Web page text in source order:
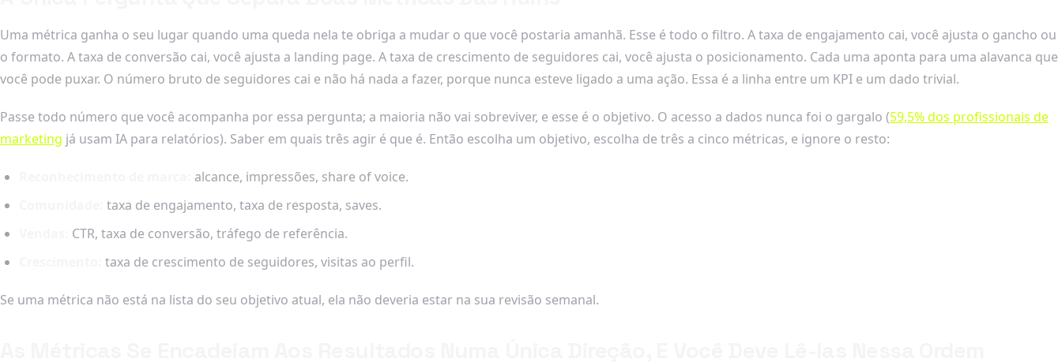
Uma métrica ganha o seu lugar quando uma queda nela te obriga a mudar o que você postaria amanhã. Esse é todo o filtro. A taxa de engajamento cai, você ajusta o gancho ou
o formato. A taxa de conversão cai, você ajusta a landing page. A taxa de crescimento de seguidores cai, você ajusta o posicionamento. Cada uma aponta para uma alavanca que
você pode puxar. O número bruto de seguidores cai e não há nada a fazer, porque nunca esteve ligado a uma ação. Essa é a linha entre um KPI e um dado trivial.
Passe todo número que você acompanha por essa pergunta; a maioria não vai sobreviver, e esse é o objetivo. O acesso a dados nunca foi o gargalo (59,5% dos profissionais de
marketing já usam IA para relatórios). Saber em quais três agir é que é. Então escolha um objetivo, escolha de três a cinco métricas, e ignore o resto:
alcance, impressões, share of voice.
taxa de engajamento, taxa de resposta, saves.
CTR, taxa de conversão, tráfego de referência.
taxa de crescimento de seguidores, visitas ao perfil.
Se uma métrica não está na lista do seu objetivo atual, ela não deveria estar na sua revisão semanal.